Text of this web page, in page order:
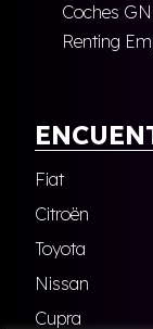
Coches
Renting
Fiat
Citroën
Toyota
Nissan
Cupra